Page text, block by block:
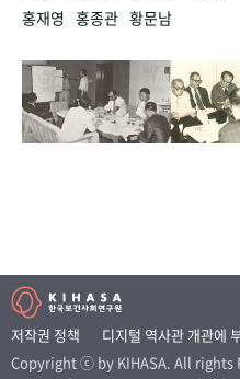
홍재영 홍종관 황문남
저작권 정책 디지털 역사관 개관에
Copyright ⓒ by KIHASA. All rights